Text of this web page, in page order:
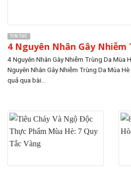
TIN TỨC
4 Nguyên Nhân Gây Nhiễm
4 Nguyên Nhân Gây Nhiễm Trùng Da Mùa
Nguyên Nhân Gây Nhiễm Trùng Da Mùa
quả qua bài...